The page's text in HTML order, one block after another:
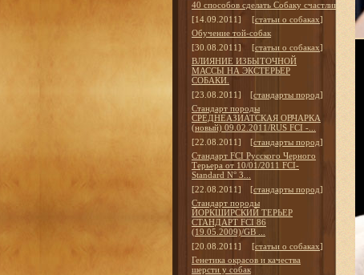
40 способов сделать Собаку счастливой
[14.09.2011]
[статьи о собаках]
Обучение той-собак
[30.08.2011]
[статьи о собаках]
ВЛИЯНИЕ ИЗБЫТОЧНОЙ
МАССЫ НА ЭКСТЕРЬЕР
СОБАКИ.
[23.08.2011]
[стандарты пород]
Стандарт породы
СРЕДНЕАЗИАТСКАЯ ОВЧАРКА
(новый) 09.02.2011/RUS FCI -...
[22.08.2011]
[стандарты пород]
Стандарт FCI Русского Черного
Терьера от 10/01/2011 FCI-
Standard N° 3...
[22.08.2011]
[стандарты пород]
Стандарт породы
ЙОРКШИРСКИЙ ТЕРЬЕР
СТАНДАРТ FCI 86
(19.05.2009)/GB ...
[20.08.2011]
[статьи о собаках]
Генетика окрасов и качества
шерсти у собак